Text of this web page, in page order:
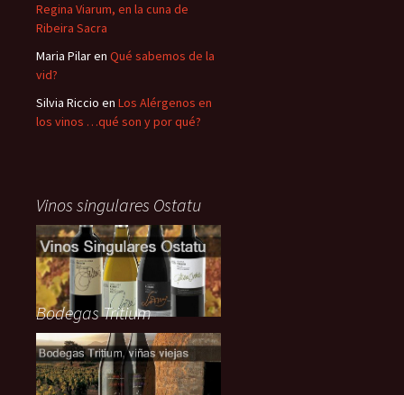
Regina Viarum, en la cuna de
Ribeira Sacra
Maria Pilaren Qué sabemos de la
vid?
Silvia Riccio en Los Alérgenos en
los vinos …qué son y por qué?
Vinos singulares Ostatu
Bodegas Tritium